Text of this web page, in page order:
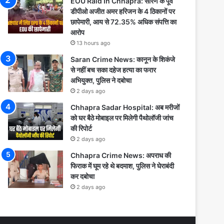
डीपीओ अजीत अमर हरिजन के 4 ठिकानों पर
छापेमारी, आय से 72.35% अधिक संपत्ति का
आरोप
13 hours ago
Saran Crime News: कानून के शिकंजे
से नहीं बच सका दहेज हत्या का फरार
अभियुक्त, पुलिस ने दबोचा
2 days ago
Chhapra Sadar Hospital: अब मरीजों
को घर बैठे मोबाइल पर मिलेगी पैथोलॉजी जांच
की रिपोर्ट
2 days ago
Chhapra Crime News: अपराध की
फिराक में घूम रहे थे बदमाश, पुलिस ने घेराबंदी
कर दबोचा
2 days ago